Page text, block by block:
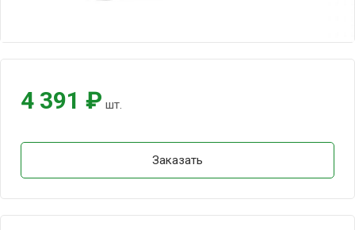
4 391 ₽ шт.
Заказать